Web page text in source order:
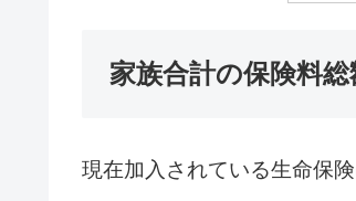
家族合計の保険料
現在加入されている生命保